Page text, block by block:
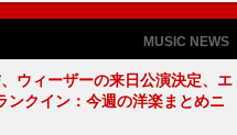
MUSIC NEWS
ウィーザーの来日公演決定、エ
ンクイン：今週の洋楽まとめニ